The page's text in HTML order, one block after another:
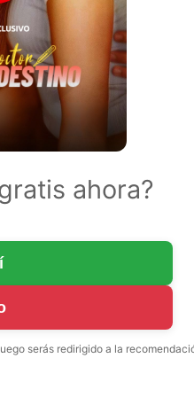
ahora?
serás redirigido a la